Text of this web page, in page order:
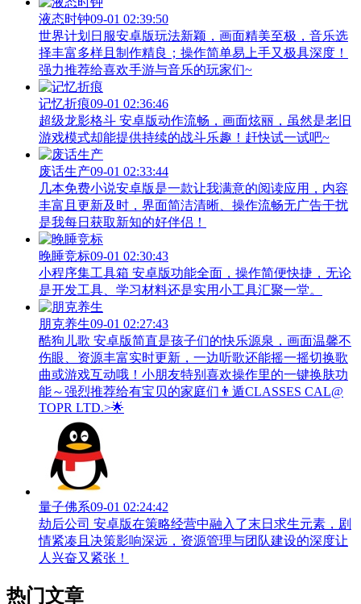
液态时钟09-01 02:39:50
世界计划日服安卓版玩法新颖，画面精美至极，音乐选
择丰富多样且制作精良；操作简单易上手又极具深度！
强力推荐给喜欢手游与音乐的玩家们~
记忆折痕09-01 02:36:46
超级龙影格斗 安卓版动作流畅，画面炫丽，虽然是老旧
游戏模式却能提供持续的战斗乐趣！赶快试一试吧~
废话生产09-01 02:33:44
几本免费小说安卓版是一款让我满意的阅读应用，内容
丰富且更新及时，界面简洁清晰、操作流畅无广告干扰
是我每日获取新知的好伴侣！
晚睡竞标09-01 02:30:43
小程序集工具箱 安卓版功能全面，操作简便快捷，无论
是开发工具、学习材料还是实用小工具汇聚一堂。
朋克养生09-01 02:27:43
酷狗儿歌 安卓版简直是孩子们的快乐源泉，画面温馨不
伤眼、资源丰富实时更新，一边听歌还能摇一摇切换歌
曲或游戏互动哦！小朋友特别喜欢操作里的一键换肤功
能～强烈推荐给有宝贝的家庭们👨‍遁️CLASSES CAL@
TOPR LTD.>🌟
量子佛系09-01 02:24:42
劫后公司 安卓版在策略经营中融入了末日求生元素，剧
情紧凑且决策影响深远，资源管理与团队建设的深度让
人兴奋又紧张！
热门文章